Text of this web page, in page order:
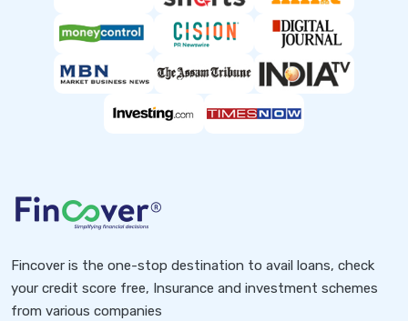
Fincover is the one-stop destination to avail loans, check
your credit score free, Insurance and investment schemes
from various companies